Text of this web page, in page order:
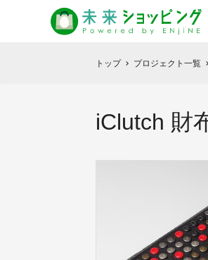
トップ chevron_right プロジェクト一覧 chevron_right
iClutch 財